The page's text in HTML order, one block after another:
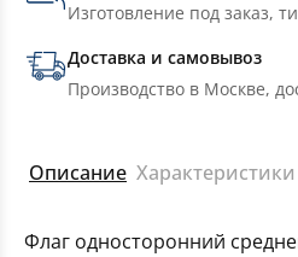
Изготовление под заказ,
Доставка и самовывоз
Производство в Москве,
Описание Характеристики
Флаг односторонний